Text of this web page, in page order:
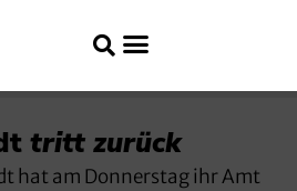
tritt zurück
hat am Donnerstag ihr Amt